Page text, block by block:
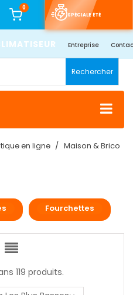
0
SPÉCIALE ÉTÉ
Entreprise
Rechercher
en ligne
Maison & Brico
Fourchettes
119 produits.